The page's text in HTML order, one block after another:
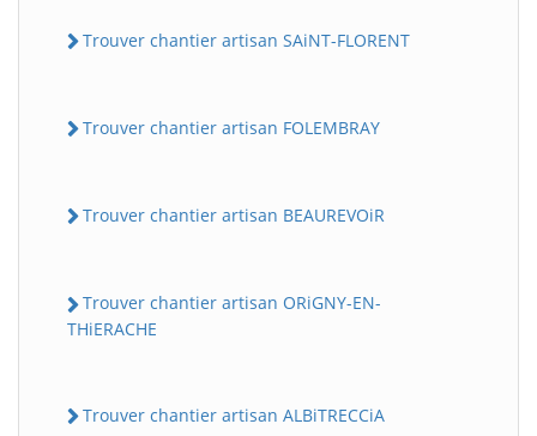
Trouver chantier artisan SAiNT-FLORENT
Trouver chantier artisan FOLEMBRAY
Trouver chantier artisan BEAUREVOiR
Trouver chantier artisan ORiGNY-EN-
THiERACHE
Trouver chantier artisan ALBiTRECCiA